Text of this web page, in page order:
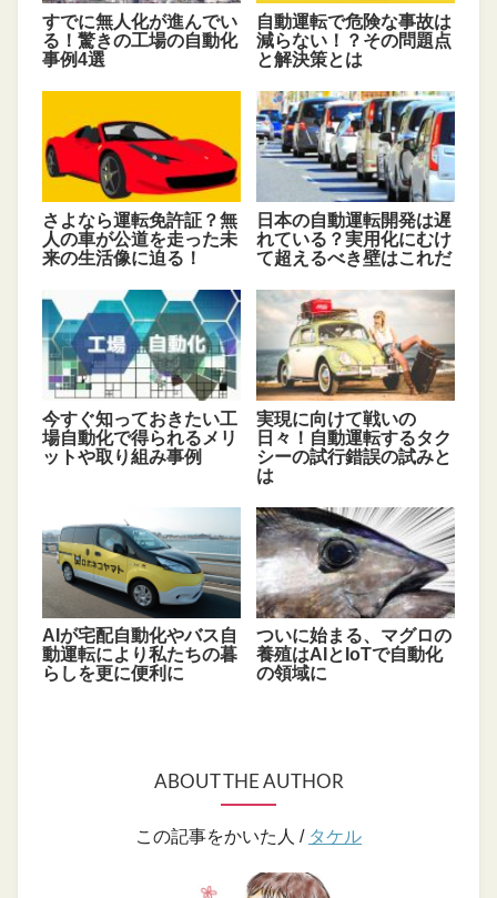
すでに無人化が進んでい
る！驚きの工場の自動化
事例4選
自動運転で危険な事故は
減らない！？その問題点
と解決策とは
さよなら運転免許証？無
人の車が公道を走った未
来の生活像に迫る！
日本の自動運転開発は遅
れている？実用化にむけ
て超えるべき壁はこれだ
今すぐ知っておきたい工
場自動化で得られるメリ
ットや取り組み事例
実現に向けて戦いの
日々！自動運転するタク
シーの試行錯誤の試みと
は
AIが宅配自動化やバス自
動運転により私たちの暮
らしを更に便利に
ついに始まる、マグロの
養殖はAIとIoTで自動化
の領域に
ABOUT THE AUTHOR
この記事をかいた人 / タケル